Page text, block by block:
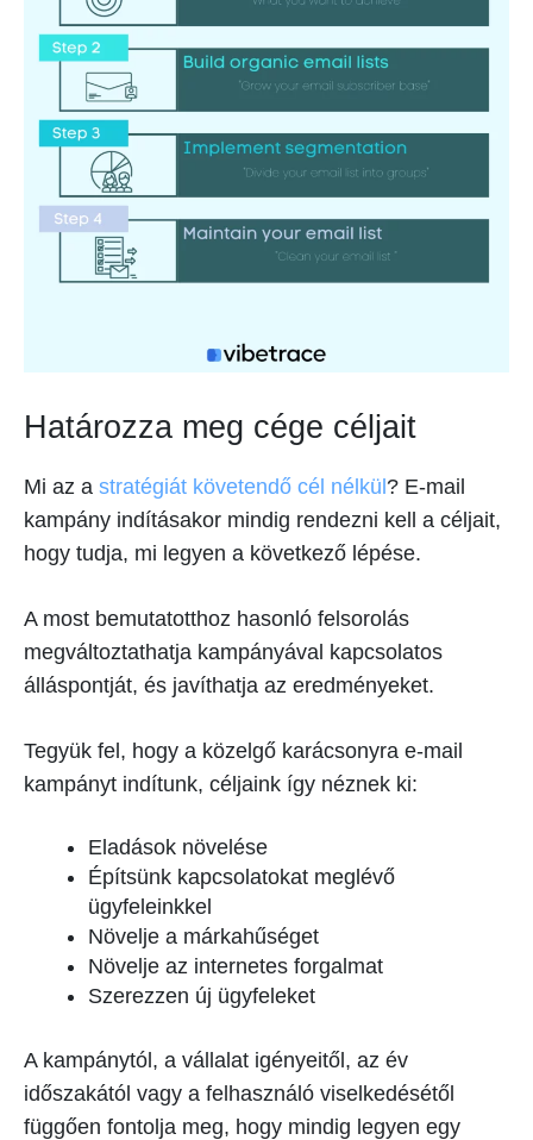
Határozza meg cége céljait
Mi az a stratégiát követendő cél nélkül? E-mail
kampány indításakor mindig rendezni kell a céljait,
hogy tudja, mi legyen a következő lépése.
A most bemutatotthoz hasonló felsorolás
megváltoztathatja kampányával kapcsolatos
álláspontját, és javíthatja az eredményeket.
Tegyük fel, hogy a közelgő karácsonyra e-mail
kampányt indítunk, céljaink így néznek ki:
Eladások növelése
Építsünk kapcsolatokat meglévő
ügyfeleinkkel
Növelje a márkahűséget
Növelje az internetes forgalmat
Szerezzen új ügyfeleket
A kampánytól, a vállalat igényeitől, az év
időszakától vagy a felhasználó viselkedésétől
függően fontolja meg, hogy mindig legyen egy